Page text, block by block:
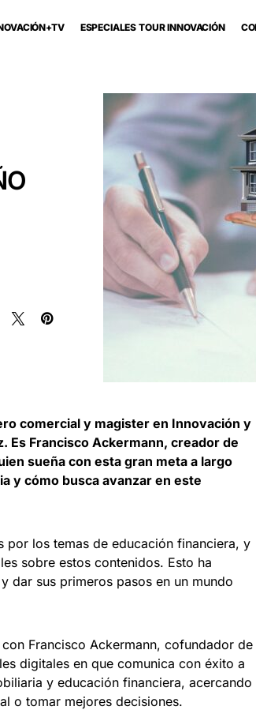
ESPECIALES TOUR INNOVACIÓN
comercial y magister en Innovación y
Es Francisco Ackermann, creador de
sueña con esta gran meta a largo
y cómo busca avanzar en este
por los temas de educación financiera, y
sobre estos contenidos. Esto ha
dar sus primeros pasos en un mundo
Francisco Ackermann, cofundador de
digitales en que comunica con éxito a
y educación financiera, acercando
o tomar mejores decisiones.